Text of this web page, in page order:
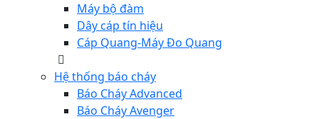
Máy bộ đàm
Dây cáp tín hiệu
Cáp Quang-Máy Đo Quang
Hệ thống báo cháy
Báo Cháy Advanced
Báo Cháy Avenger